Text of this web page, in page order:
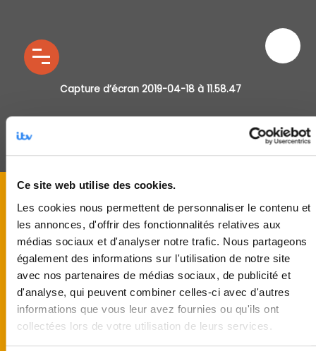
Ce site web utilise des cookies.
Les cookies nous permettent de personnaliser le contenu et
les annonces, d'offrir des fonctionnalités relatives aux
médias sociaux et d'analyser notre trafic. Nous partageons
également des informations sur l'utilisation de notre site
avec nos partenaires de médias sociaux, de publicité et
d'analyse, qui peuvent combiner celles-ci avec d'autres
informations que vous leur avez fournies ou qu'ils ont
collectées lors de votre utilisation de leurs services.
Capture d’écran 2019-04-18 à 11.58.47